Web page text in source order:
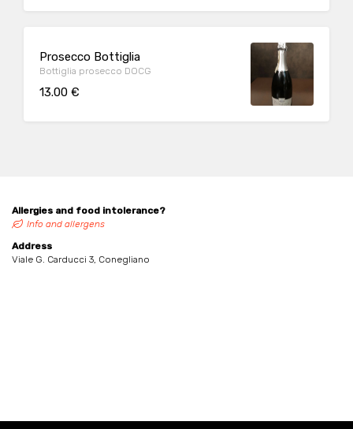
Prosecco Bottiglia
Bottiglia prosecco DOCG
13.00 €
Allergies and food intolerance?
Info and allergens
Address
Viale G. Carducci 3, Conegliano